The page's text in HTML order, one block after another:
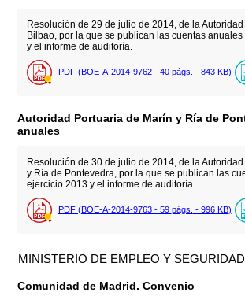
Resolución de 29 de julio de 2014, de la
Bilbao, por la que se publican las cuentas
y el informe de auditoría.
PDF (BOE-A-2014-9762 - 40 págs. - 843 KB)
Autoridad Portuaria de Marín y Ría de
anuales
Resolución de 30 de julio de 2014, de la
y Ría de Pontevedra, por la que se publican las
ejercicio 2013 y el informe de auditoría.
PDF (BOE-A-2014-9763 - 59 págs. - 996 KB)
MINISTERIO DE EMPLEO Y
Comunidad de Madrid. Convenio